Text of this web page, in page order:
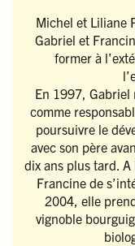
Michel et Liliane
Gabriel et
former à
En 1997, Gabriel
comme
poursuivre le
avec son père
dix ans plus tard. A
Francine de
2004, elle
vignoble